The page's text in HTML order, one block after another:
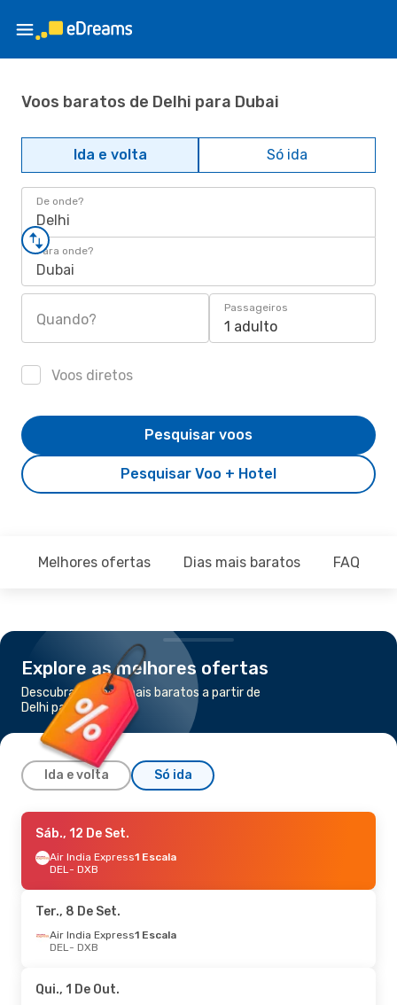
Voos baratos de Delhi para Dubai
Ida e volta Só ida
De onde?
Delhi
Para onde?
Dubai
Quando?
Passageiros
1 adulto
Voos diretos
Pesquisar Voo + Hotel
Pesquisar voos
Melhores ofertas Dias mais baratos FAQ
Explore as melhores ofertas
Descubra os voos mais baratos a partir de
Delhi para Dubai
Ida e volta Só ida
Seg., 14 De Set.
IndiGo1 Escala
DEL- DXB
DXB- DEL
Qua., 7 De Out.- Qua., 14 De Out.
Air India Express
DXB - DEL
Sáb., 12 De Set.
Air India Express1 Escala
DEL- DXB
Ter., 8 De Set.
Air India Express1 Escala
DEL- DXB
Qui., 1 De Out.